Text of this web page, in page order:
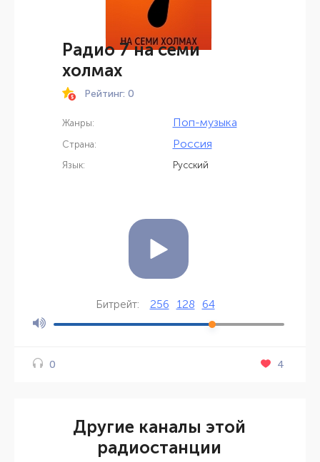
Радио 7 на семи
холмах
Рейтинг: 0
Жанры: Поп-музыка
Страна: Россия
Язык: Русский
Битрейт: 256 128 64
0 4
Другие каналы этой
радиостанции